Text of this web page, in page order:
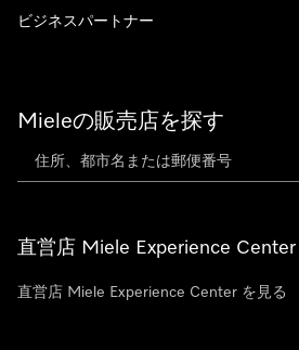
Mieleの販売店を探す
直営店 Miele Experience Center
直営店 Miele Experience Center を見る
ビジネスパートナー